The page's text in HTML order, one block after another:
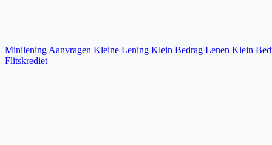
Minilening Aanvragen Kleine Lening Klein Bedrag Lenen Klein
Flitskrediet